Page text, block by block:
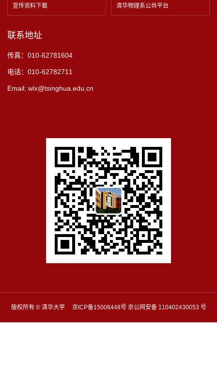
宣传资料下载 清华物理系公共平台
联系地址
传真：010-62781604
电话：010-62782711
Email: wlx@tsinghua.edu.cn
版权所有 © 清华大学 京ICP备15006448号 京公网安备 110402430053 号